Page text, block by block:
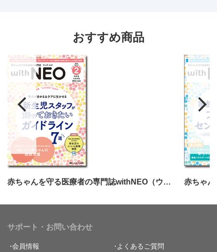
おすすめ商品
赤ちゃんを守る医療者の専門誌withNEO（ウィズネオ）2024年2号
サポート・お問い合わせ
会員情報 よくあるご質問